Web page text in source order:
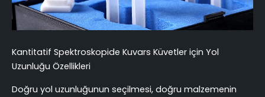
Kantitatif Spektroskopide Kuvars Küvetler için Yol
Uzunluğu Özellikleri
Doğru yol uzunluğunun seçilmesi, doğru malzemenin